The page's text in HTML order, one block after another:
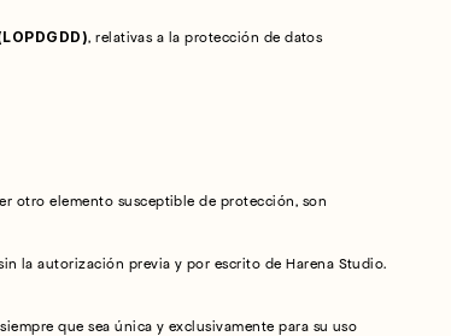
, relativas a la protección de datos
otro elemento susceptible de protección, son
la autorización previa y por escrito de Harena Studio.
que sea única y exclusivamente para su uso